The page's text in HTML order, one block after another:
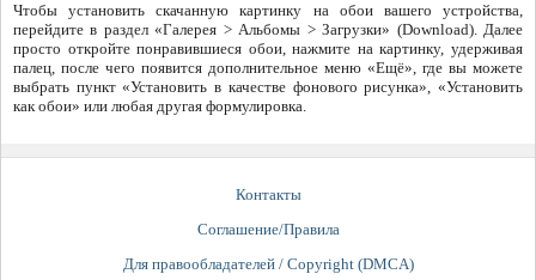
Чтобы установить скачанную картинку на обои вашего устройства,
перейдите в раздел «Галерея > Альбомы > Загрузки» (Download). Далее
просто откройте понравившиеся обои, нажмите на картинку, удерживая
палец, после чего появится дополнительное меню «Ещё», где вы можете
выбрать пункт «Установить в качестве фонового рисунка», «Установить
как обои» или любая другая формулировка.
Контакты
Соглашение/Правила
Для правообладателей / Copyright (DMCA)